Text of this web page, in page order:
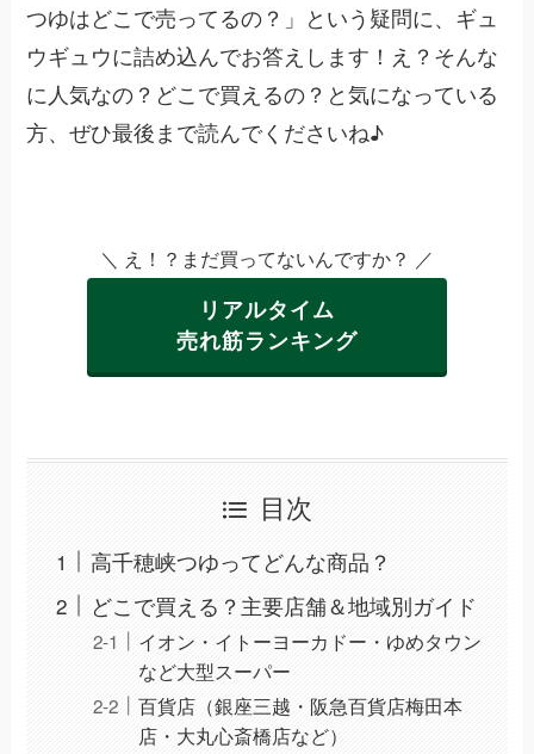
つゆはどこで売ってるの？」という疑問に、ギュ
ウギュウに詰め込んでお答えします！え？そんな
に人気なの？どこで買えるの？と気になっている
方、ぜひ最後まで読んでくださいね♪
＼ え！？まだ買ってないんですか？ ／
リアルタイム
売れ筋ランキング
目次
高千穂峡つゆってどんな商品？
どこで買える？主要店舗＆地域別ガイド
イオン・イトーヨーカドー・ゆめタウン
など大型スーパー
百貨店（銀座三越・阪急百貨店梅田本
店・大丸心斎橋店など）